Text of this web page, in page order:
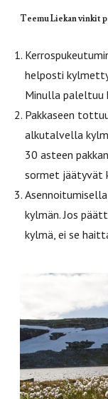
Teemu Liekan vinkit
helposti
Minulla paleltuu
Pakkaseen
alkutalvella
30 asteen
sormet jäätyvät
kylmän. Jos
kylmä, ei se